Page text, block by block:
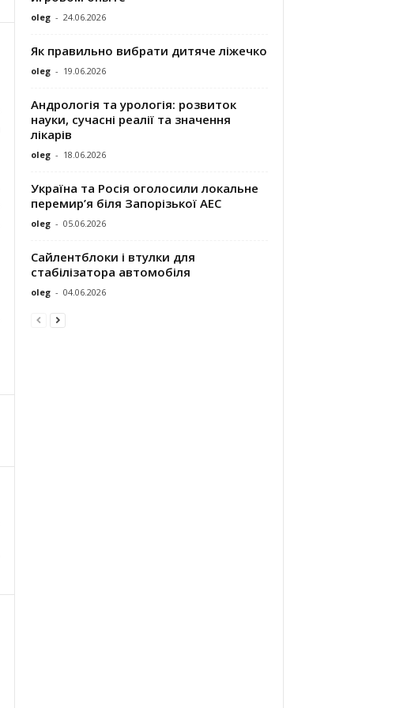
oleg - 24.06.2026
Як правильно вибрати дитяче ліжечко
oleg - 19.06.2026
Андрологія та урологія: розвиток
науки, сучасні реалії та значення
лікарів
oleg - 18.06.2026
Україна та Росія оголосили локальне
перемир’я біля Запорізької АЕС
oleg - 05.06.2026
Сайлентблоки і втулки для
стабілізатора автомобіля
oleg - 04.06.2026